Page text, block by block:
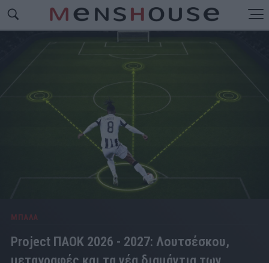
ΜΠΑΛΑ
Project ΠΑΟΚ 2026 - 2027: Λουτσέσκου,
μεταγραφές και τα νέα διαμάντια των